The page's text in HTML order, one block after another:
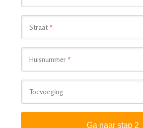
Straat *
Huisnummer *
Toevoeging